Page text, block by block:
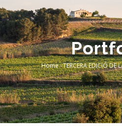
Home-TERCERA EDICIÓ DE